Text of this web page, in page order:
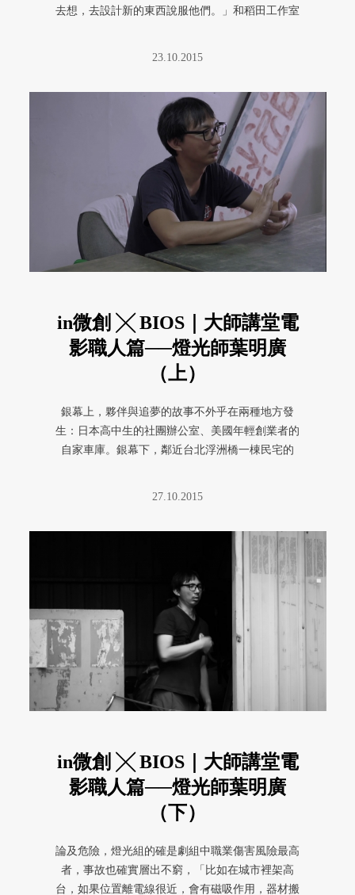
去想，去設計新的東西說服他們。」和稻田工作室
23.10.2015
in微創 ╳ BIOS｜大師講堂電
影職人篇──燈光師葉明廣
（上）
銀幕上，夥伴與追夢的故事不外乎在兩種地方發
生：日本高中生的社團辦公室、美國年輕創業者的
自家車庫。銀幕下，鄰近台北浮洲橋一棟民宅的
27.10.2015
in微創 ╳ BIOS｜大師講堂電
影職人篇──燈光師葉明廣
（下）
論及危險，燈光組的確是劇組中職業傷害風險最高
者，事故也確實層出不窮，「比如在城市裡架高
台，如果位置離電線很近，會有磁吸作用，器材搬